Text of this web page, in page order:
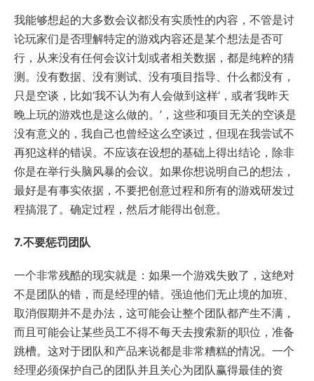
我能够想起的大多数会议都没有实质性的内容，不管是讨
论玩家们是否理解特定的游戏内容还是某个想法是否可
行，从来没有任何会议计划或者相关数据，都是纯粹的猜
测。没有数据、没有测试、没有项目指导、什么都没有，
只是空谈，比如‘我不认为有人会做到这样’，或者‘我昨天
晚上玩的游戏也是这么做的。’，这些和项目无关的空谈是
没有意义的，我自己也曾经这么空谈过，但现在我尝试不
再犯这样的错误。不应该在设想的基础上得出结论，除非
你是在举行头脑风暴的会议。如果你想说明自己的想法，
最好是有事实依据，不要把创意过程和所有的游戏研发过
程搞混了。确定过程，然后才能得出创意。
7.不要惩罚团队
一个非常残酷的现实就是：如果一个游戏失败了，这绝对
不是团队的错，而是经理的错。强迫他们无止境的加班、
取消假期并不是办法，这可能会让整个团队都产生不满，
而且可能会让某些员工不得不每天去搜索新的职位，准备
跳槽。这对于团队和产品来说都是非常糟糕的情况。一个
经理必须保护自己的团队并且关心为团队赢得最佳的资